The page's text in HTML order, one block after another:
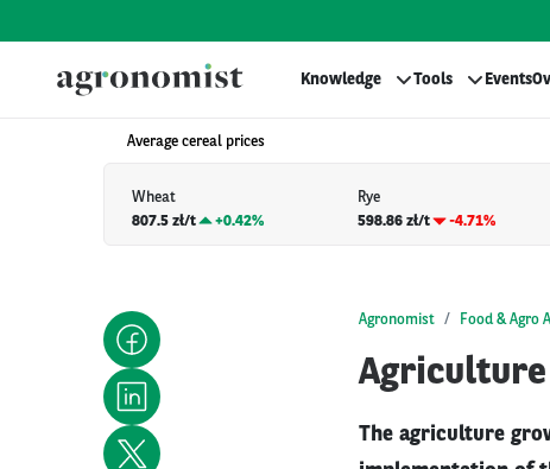
Knowledge Tools Events
Average cereal prices
Wheat
807.5 zł/t
+0.42%
Rye
598.86 zł/t
-4.71%
Agronomist Food & Agro
The agriculture